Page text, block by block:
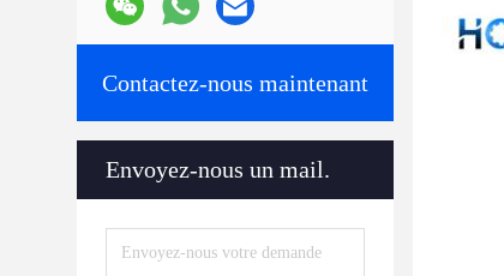
Contactez-nous maintenant
Envoyez-nous un mail.